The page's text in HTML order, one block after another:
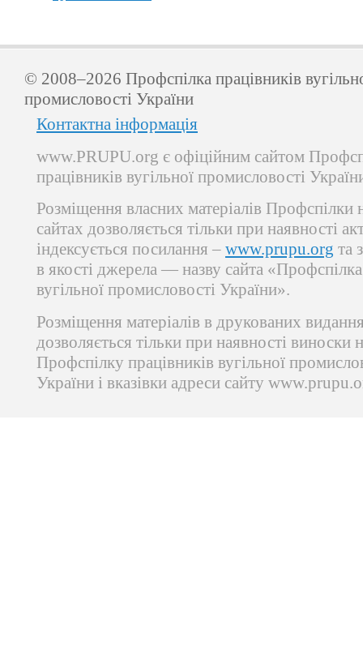
© 2008–2026 Профспілка працівників
промисловості України
Контактна інформація
www.PRUPU.org є офіційним сайтом
працівників вугільної промисловості
Розміщення власних матеріалів Профспілки
сайтах дозволяється тільки при наявності
індексується посилання – www.prupu.org та
в якості джерела — назву сайта «Профспілка
вугільної промисловості України».
Розміщення матеріалів в друкованих
дозволяється тільки при наявності виноски
Профспілку працівників вугільної
України і вказівки адреси сайту